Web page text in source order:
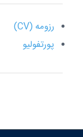
رزومه (CV)
پورتفولیو